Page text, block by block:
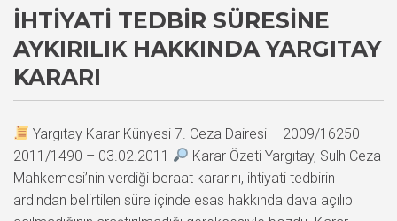
İHTIYATI TEDBIR SÜRESINE
AYKIRILIK HAKKINDA YARGITAY
KARARI
Yargıtay Karar Künyesi 7. Ceza Dairesi – 2009/16250 –
2011/1490 – 03.02.2011
Karar Özeti Yargıtay, Sulh Ceza
Mahkemesi’nin verdiği beraat kararını, ihtiyati tedbirin
ardından belirtilen süre içinde esas hakkında dava açılıp